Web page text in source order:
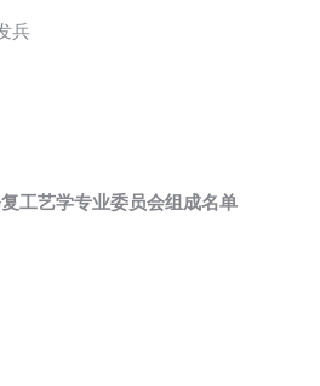
兵
工艺学专业委员会组成名单